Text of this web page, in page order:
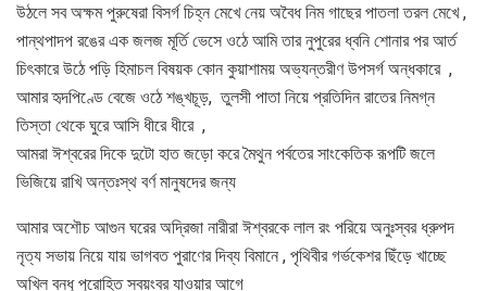
উঠলে সব অক্ষম পুরুষেরা বিসর্গ চিহ্ন মেখে নেয় অবৈধ নিম গাছের পাতলা তরল মেখে ,
পান্থপাদপ রঙের এক জলজ মূর্তি ভেসে ওঠে আমি তার নুপুরের ধ্বনি শোনার পর আর্ত
চিৎকারে উঠে পড়ি হিমাচল বিষয়ক কোন কুয়াশাময় অভ্যন্তরীণ উপসর্গ অন্ধকারে ,
আমার হৃদপিণ্ডে বেজে ওঠে শঙ্খচূড়, তুলসী পাতা নিয়ে প্রতিদিন রাতের নিমগ্ন
তিস্তা থেকে ঘুরে আসি ধীরে ধীরে ,
আমরা ঈশ্বরের দিকে দুটো হাত জড়ো করে মৈথুন পর্বতের সাংকেতিক রূপটি জলে
ভিজিয়ে রাখি অন্তঃস্থ বর্ণ মানুষদের জন্য
আমার অশৌচ আগুন ঘরের অদ্রিজা নারীরা ঈশ্বরকে লাল রং পরিয়ে অনুঃস্বর ধ্রুপদ
নৃত্য সভায় নিয়ে যায় ভাগবত পুরাণের দিব্য বিমানে , পৃথিবীর গর্ভকেশর ছিঁড়ে খাচ্ছে
অখিল বন্ধু পুরোহিত স্বয়ংবর যাওয়ার আগে